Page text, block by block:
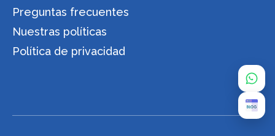
Preguntas frecuentes
Nuestras políticas
Política de privacidad